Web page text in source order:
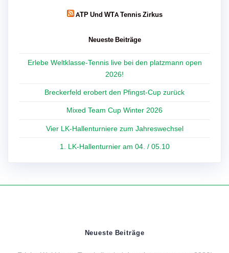
ATP Und WTA Tennis Zirkus
Neueste Beiträge
Erlebe Weltklasse-Tennis live bei den platzmann open
2026!
Breckerfeld erobert den Pfingst-Cup zurück
Mixed Team Cup Winter 2026
Vier LK-Hallenturniere zum Jahreswechsel
1. LK-Hallenturnier am 04. / 05.10
Neueste Beiträge